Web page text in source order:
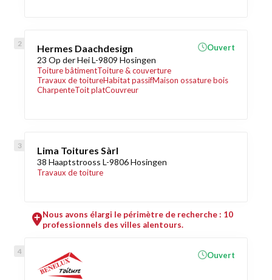
Hermes Daachdesign
23 Op der Hei L-9809 Hosingen
Toiture bâtimentToiture & couverture
Travaux de toitureHabitat passifMaison ossature bois
CharpenteToit platCouvreur
Ouvert
Lima Toitures Sàrl
38 Haaptstrooss L-9806 Hosingen
Travaux de toiture
Nous avons élargi le périmètre de recherche : 10
professionnels des villes alentours.
Ouvert